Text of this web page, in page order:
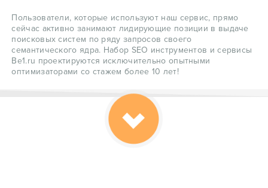
Пользователи, которые используют наш сервис, прямо
сейчас активно занимают лидирующие позиции в выдаче
поисковых систем по ряду запросов своего
семантического ядра. Набор SEO инструментов и сервисы
Be1.ru проектируются исключительно опытными
оптимизаторами со стажем более 10 лет!